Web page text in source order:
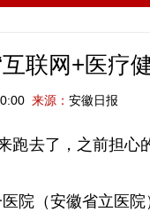
联网+医疗
来源： 安徽日报
去了，之前担
院（安徽省立医